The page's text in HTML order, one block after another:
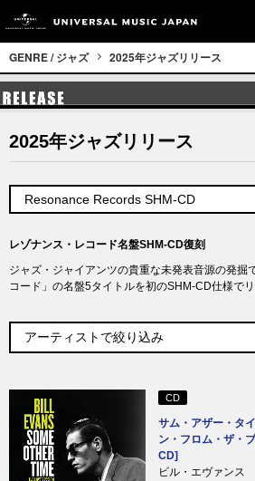
GENRE / ジャズ 2025年ジャズリリース
2025年ジャズリリース
レゾナンス・レコード名盤SHM-CD復刻
ジャズ・ジャイアンツの貴重な未発表音源の発掘
コード」の名盤5タイトルを初のSHM-CD仕様でリ
CD
サム・アザー・タ
ン・フロム・ザ・
CD]
ビル・エヴァンス